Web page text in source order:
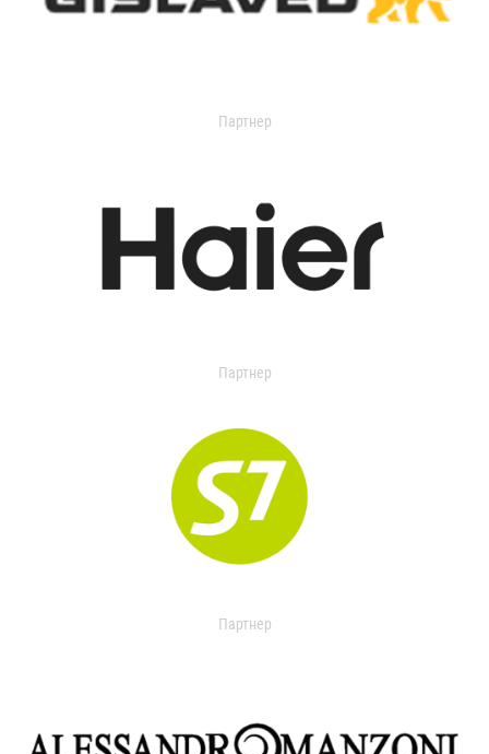
Партнер
Партнер
Партнер